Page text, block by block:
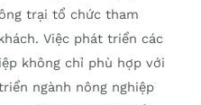
trại tổ chức tham
Việc phát triển các
không chỉ phù hợp với
ngành nông nghiệp